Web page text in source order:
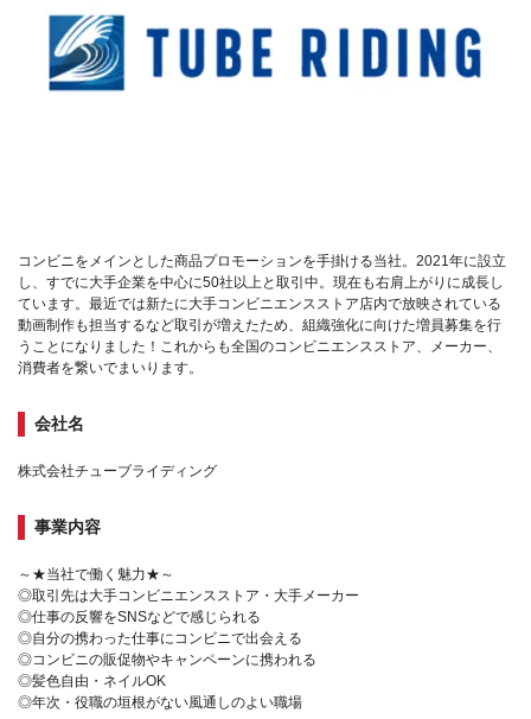
コンビニをメインとした商品プロモーションを手掛ける当社。2021年に設立
し、すでに大手企業を中心に50社以上と取引中。現在も右肩上がりに成長し
ています。最近では新たに大手コンビニエンスストア店内で放映されている
動画制作も担当するなど取引が増えたため、組織強化に向けた増員募集を行
うことになりました！これからも全国のコンビニエンスストア、メーカー、
消費者を繋いでまいります。
会社名
株式会社チューブライディング
事業内容
～★当社で働く魅力★～
◎取引先は大手コンビニエンスストア・大手メーカー
◎仕事の反響をSNSなどで感じられる
◎自分の携わった仕事にコンビニで出会える
◎コンビニの販促物やキャンペーンに携われる
◎髪色自由・ネイルOK
◎年次・役職の垣根がない風通しのよい職場